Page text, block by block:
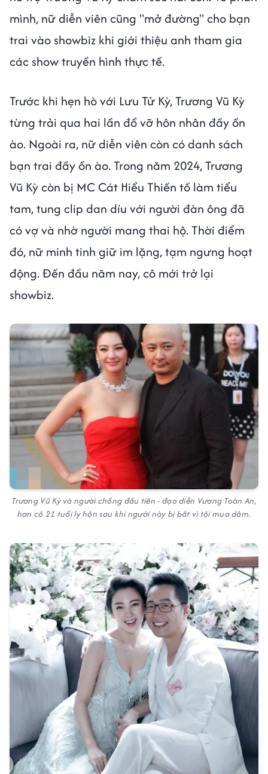
mình, nữ diễn viên cũng "mở đường" cho bạn
trai vào showbiz khi giới thiệu anh tham gia
các show truyền hình thực tế.
Trước khi hẹn hò với Lưu Tử Kỳ, Trương Vũ Kỳ
từng trải qua hai lần đổ vỡ hôn nhân đầy ồn
ào. Ngoài ra, nữ diễn viên còn có danh sách
bạn trai đầy ồn ào. Trong năm 2024, Trương
Vũ Kỳ còn bị MC Cát Hiểu Thiến tố làm tiểu
tam, tung clip dan díu với người đàn ông đã
có vợ và nhờ người mang thai hộ. Thời điểm
đó, nữ minh tinh giữ im lặng, tạm ngưng hoạt
động. Đến đầu năm nay, cô mới trở lại
showbiz.
Trương Vũ Kỳ và người chồng đầu tiên - đạo diễn Vương Toàn An,
hơn cô 21 tuổi ly hôn sau khi người này bị bắt vì tội mua dâm.